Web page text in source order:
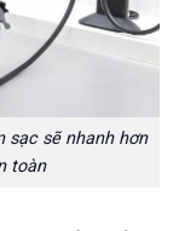
sạc sẽ nhanh hơn
toàn